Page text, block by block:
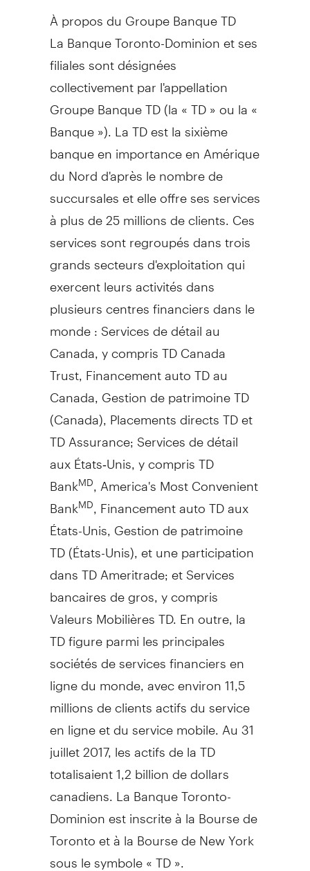
À propos du Groupe Banque TD
La Banque Toronto-Dominion et ses
filiales sont désignées
collectivement par l'appellation
Groupe Banque TD (la « TD » ou la «
Banque »). La TD est la sixième
banque en importance en Amérique
du Nord d'après le nombre de
succursales et elle offre ses services
à plus de 25 millions de clients. Ces
services sont regroupés dans trois
grands secteurs d'exploitation qui
exercent leurs activités dans
plusieurs centres financiers dans le
monde : Services de détail au
Canada , y compris TD Canada
Trust, Financement auto TD au
Canada Gestion depatrimoine TD
(Canada), Placements directs TD et
TD Assurance; Services de détail
aux États‑Unis, y compris TD
BankMD , America's Most Convenient
BankMD , Financement auto TD aux
États-Unis, Gestion depatrimoine
TD (États-Unis), et une participation
dans TD Ameritrade; et Services
bancaires de gros, y compris
Valeurs Mobilières TD. En outre, la
TD figure parmi les principales
sociétés de services financiers en
ligne du monde, avec environ 11,5
millions de clients actifs du service
en ligne et du service mobile. Au 31
juillet 2017, les actifs de la TD
totalisaient 1,2 billion de dollars
canadiens. La Banque Toronto-
Dominion est inscrite à la Bourse de
Torontoet à la Bourse deNew York
sous le symbole « TD ».